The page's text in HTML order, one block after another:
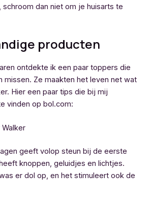
dan niet om je huisarts te
producten
ontdekte ik een paar toppers die
missen. Ze maakten het leven net wat
Hier een paar tips die bij mij
vinden op bol.com:
geeft volop steun bij de eerste
knoppen, geluidjes en lichtjes.
er dol op, en het stimuleert ook de